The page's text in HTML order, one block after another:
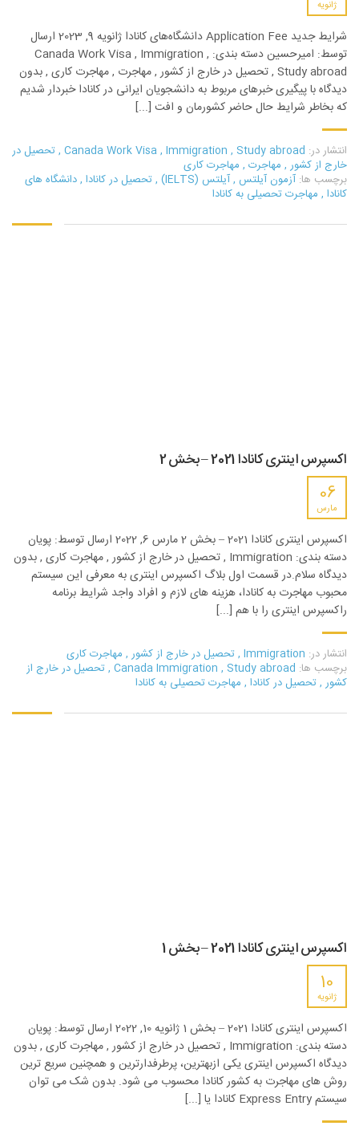
ژانویه
شرایط جدید Application Fee دانشگاه‌های کانادا ژانویه 9, 2023 ارسال
توسط: امیرحسین دسته بندی: Canada Work Visa , Immigration ,
Study abroad , تحصیل در خارج از کشور , مهاجرت , مهاجرت کاری , بدون
دیدگاه با پیگیری خبرهای مربوط به دانشجویان ایرانی در کانادا خبردار شدیم
که بخاطر شرایط حال حاضر کشورمان و افت [...]
انتشار در: Canada Work Visa, Immigration , Study abroad
, تحصیل در
خارج از کشور , مهاجرت , مهاجرت کاری
برچسب ها: آزمون آیلتس ,آیلتس (IELTS) , تحصیل در کانادا ,دانشگاه های
کانادا , مهاجرت تحصیلی به کانادا
اکسپرس اینتری کانادا 2021 – بخش 2
06
مارس
اکسپرس اینتری کانادا 2021 – بخش 2 مارس 6, 2022 ارسال توسط: پویان
دسته بندی: Immigration , تحصیل در خارج از کشور , مهاجرت کاری , بدون
دیدگاه سلام.در قسمت اول بلاگ اکسپرس اینتری به معرفی این سیستم
محبوب مهاجرت به کانادا، هزینه های لازم و افراد واجد شرایط برنامه
راکسپرس اینتری را با هم [...]
انتشار در: Immigration
, تحصیل در خارج از کشور , مهاجرت کاری
برچسب ها:
Canada Immigration , Study abroad
, تحصیل در خارج از
کشور , تحصیل در کانادا , مهاجرت تحصیلی به کانادا
اکسپرس اینتری کانادا 2021 – بخش 1
10
ژانویه
اکسپرس اینتری کانادا 2021 – بخش 1 ژانویه 10, 2022 ارسال توسط: پویان
دسته بندی: Immigration , تحصیل در خارج از کشور , مهاجرت کاری , بدون
دیدگاه اکسپرس اینتری یکی ازبهترین، پرطرفدارترین و همچنین سریع ترین
روش های مهاجرت به کشور کانادا محسوب می شود. بدون شک می توان
سیستم Express Entry کانادا یا [...]